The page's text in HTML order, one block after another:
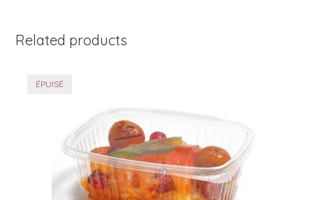
Related products
ÉPUISÉ